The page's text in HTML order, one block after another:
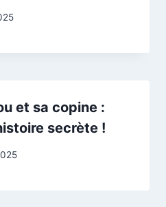
et sa copine :
secrète !